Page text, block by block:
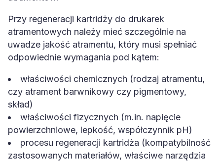
Przy regeneracji kartridży do drukarek
atramentowych należy mieć szczególnie na
uwadze jakość atramentu, który musi spełniać
odpowiednie wymagania pod kątem:
właściwości chemicznych (rodzaj atramentu,
czy atrament barwnikowy czy pigmentowy,
skład)
właściwości fizycznych (m.in. napięcie
powierzchniowe, lepkość, współczynnik pH)
procesu regeneracji kartridża (kompatybilność
zastosowanych materiałów, właściwe narzędzia